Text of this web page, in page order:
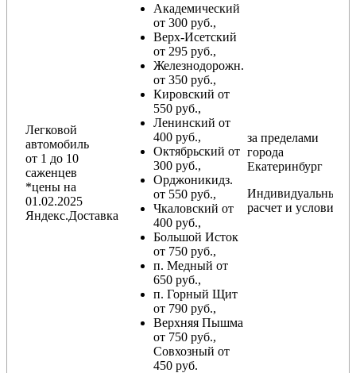
Легковой
автомобиль
от 1 до 10
саженцев
*цены на
01.02.2025
Яндекс.Доставка
Академический
от 300 руб.,
Верх-Исетский
от 295 руб.,
Железнодорожн.
от 350 руб.,
Кировский от
550 руб.,
Ленинский от
400 руб.,
Октябрьский от
300 руб.,
Орджоникидз.
от 550 руб.,
Чкаловский от
400 руб.,
Большой Исток
от 750 руб.,
п. Медный от
650 руб.,
п. Горный Щит
от 790 руб.,
Верхняя Пышма
от 750 руб.,
Совхозный от
450 руб.
за пределами
города
Екатеринбург
Индивидуальный
расчет и условия